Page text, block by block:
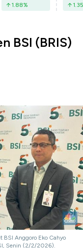
1.88% 1.35
BSI (BRIS)
BSI Anggoro Eko Cahyo
Senin (2/2/2026).